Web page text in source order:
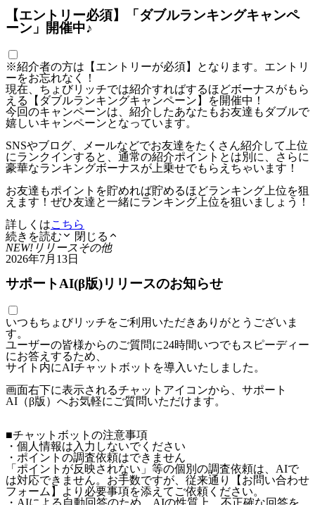
【エントリー必須】「ダブルランキングキャンペ
ーン」開催中♪
※紹介者の方は【エントリーが必須】となります。エントリ
ーをお忘れなく！
現在、ちょびリッチでは紹介すればするほどボーナスがもら
える【ダブルランキングキャンペーン】を開催中！
今回のキャンペーンは、紹介したあなたもお友達もダブルで
嬉しいキャンペーンとなっています。
SNSやブログ、メールなどでお友達をたくさん紹介して上位
にランクインすると、通常の紹介ポイントとは別に、さらに
豪華なランキングボーナスが上乗せでもらえちゃいます！
お友達もポイントを貯めれば貯めるほどランキング上位を狙
えます！ぜひ友達と一緒にランキング上位を狙いましょう！
詳しくはこちら
続きを読む
閉じる
NEW! リリースその他
2026年7月13日
サポートAI(β版)リリースのお知らせ
いつもちょびリッチをご利用いただきありがとうございま
す。
ユーザーの皆様からのご質問に24時間いつでもスピーディー
にお答えするため、
サイト内にAIチャットボットを導入いたしました。
画面右下に表示されるチャットアイコンから、サポート
AI（β版）へお気軽にご質問いただけます。
■チャットボットの注意事項
・個人情報は入力しないでください
・ポイントの調査依頼はできません
「ポイントが反映されない」等の個別の調査依頼は、AIで
は対応できません。お手数ですが、従来通り【お問い合わせ
フォーム】より必要事項を添えてご依頼ください。